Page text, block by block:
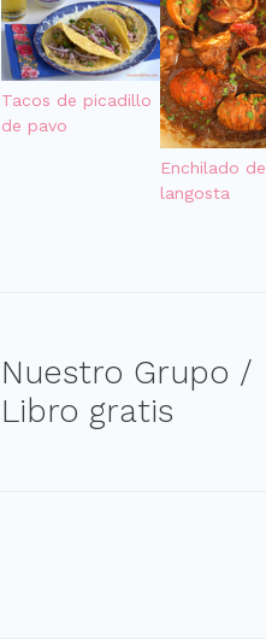
Tacos de picadillo
de pavo
Enchilado de
langosta
Nuestro Grupo /
Libro gratis